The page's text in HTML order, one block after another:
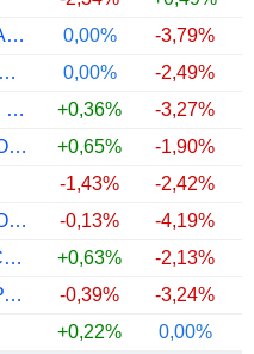
CHINA EVERBRIGHT BANK COMPANY LIMITED
0,00% -3,79%
CHINA MINSHENG BANKING CORP., LTD.
0,00% -2,49%
BANK OF NANJING CO., LTD.
+0,36% -3,27%
BANK OF SHANGHAI CO., LTD.
+0,65% -1,90%
-1,43% -2,42%
SINOPAC FINANCIAL HOLDINGS COMPANY LIMITED
-0,13% -4,19%
BANK OF HANGZHOU CO., LTD.
+0,63% -2,13%
PINNACLE FINANCIAL PARTNERS, INC.
-0,39% -3,24%
+0,22% 0,00%